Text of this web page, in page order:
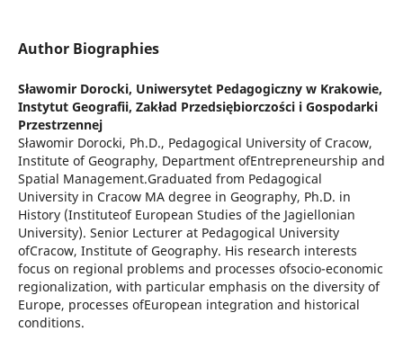
Author Biographies
Sławomir Dorocki, Uniwersytet Pedagogiczny w Krakowie,
Instytut Geografii, Zakład Przedsiębiorczości i Gospodarki
Przestrzennej
Sławomir Dorocki, Ph.D., Pedagogical University of Cracow,
Institute of Geography, Department ofEntrepreneurship and
Spatial Management.Graduated from Pedagogical
University in Cracow MA degree in Geography, Ph.D. in
History (Instituteof European Studies of the Jagiellonian
University). Senior Lecturer at Pedagogical University
ofCracow, Institute of Geography. His research interests
focus on regional problems and processes ofsocio-economic
regionalization, with particular emphasis on the diversity of
Europe, processes ofEuropean integration and historical
conditions.